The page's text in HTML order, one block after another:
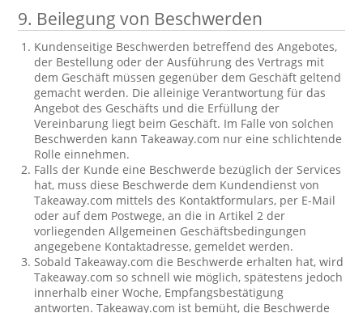
9. Beilegung von Beschwerden
Kundenseitige Beschwerden betreffend des Angebotes,
der Bestellung oder der Ausführung des Vertrags mit
dem Geschäft müssen gegenüber dem Geschäft geltend
gemacht werden. Die alleinige Verantwortung für das
Angebot des Geschäfts und die Erfüllung der
Vereinbarung liegt beim Geschäft. Im Falle von solchen
Beschwerden kann Takeaway.com nur eine schlichtende
Rolle einnehmen.
Falls der Kunde eine Beschwerde bezüglich der Services
hat, muss diese Beschwerde dem Kundendienst von
Takeaway.com mittels des Kontaktformulars, per E-Mail
oder auf dem Postwege, an die in Artikel 2 der
vorliegenden Allgemeinen Geschäftsbedingungen
angegebene Kontaktadresse, gemeldet werden.
Sobald Takeaway.com die Beschwerde erhalten hat, wird
Takeaway.com so schnell wie möglich, spätestens jedoch
innerhalb einer Woche, Empfangsbestätigung
antworten. Takeaway.com ist bemüht, die Beschwerde